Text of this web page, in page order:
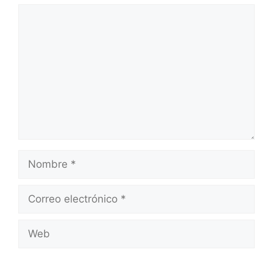
Nombre
Correo
Web